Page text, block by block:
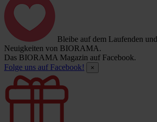
Bleibe auf dem Laufenden
Neuigkeiten von BIORAMA.
Das BIORAMA Magazin auf Facebook.
Folge uns auf Facebook!
×